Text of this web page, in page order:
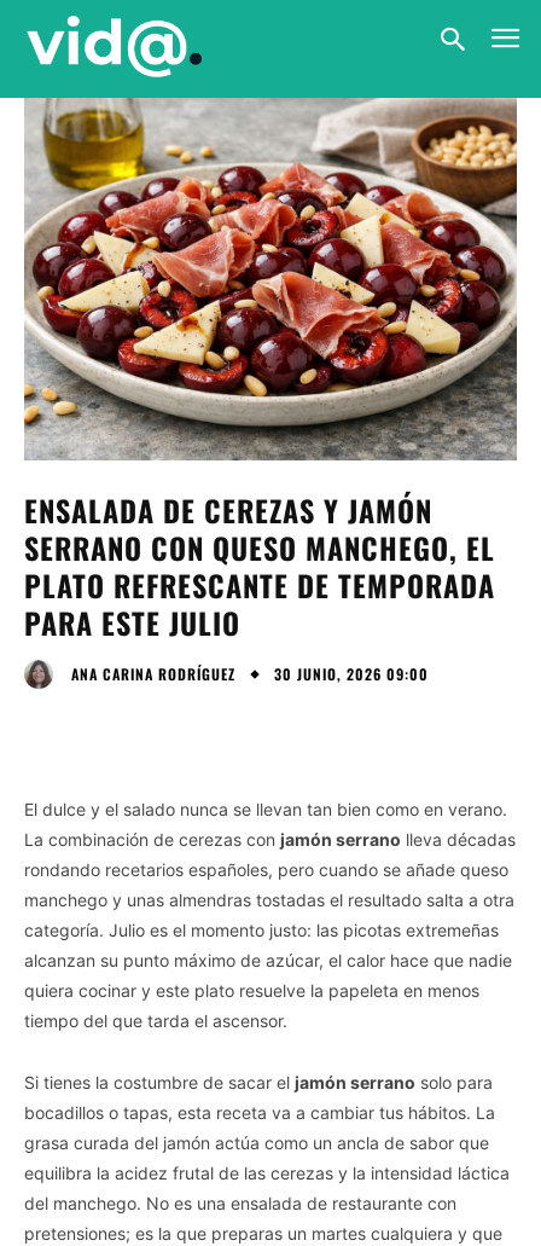
ENSALADA DE CEREZAS Y JAMÓN
SERRANO CON QUESO MANCHEGO, EL
PLATO REFRESCANTE DE TEMPORADA
PARA ESTE JULIO
ANA CARINA RODRÍGUEZ 30 JUNIO, 2026 09:00
El dulce y el salado nunca se llevan tan bien como en verano.
La combinación de cerezas con jamón serrano lleva décadas
rondando recetarios españoles, pero cuando se añade queso
manchego y unas almendras tostadas el resultado salta a otra
categoría. Julio es el momento justo: las picotas extremeñas
alcanzan su punto máximo de azúcar, el calor hace que nadie
quiera cocinar y este plato resuelve la papeleta en menos
tiempo del que tarda el ascensor.
Si tienes la costumbre de sacar el jamón serrano solo para
bocadillos o tapas, esta receta va a cambiar tus hábitos. La
grasa curada del jamón actúa como un ancla de sabor que
equilibra la acidez frutal de las cerezas y la intensidad láctica
del manchego. No es una ensalada de restaurante con
pretensiones; es la que preparas un martes cualquiera y que